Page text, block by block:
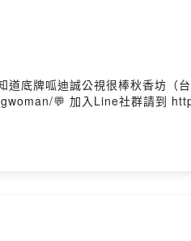
底牌呱迪誠公視很棒秋香坊（
💬 加入Line社群請到